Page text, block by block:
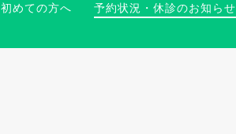
初めての方へ 予約状況・休診のお知らせ